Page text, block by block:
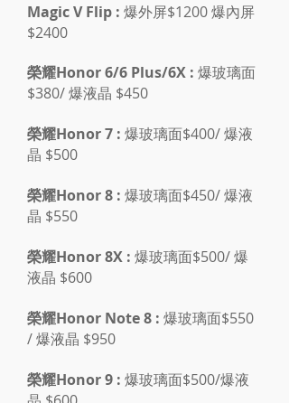
Magic V Flip : 爆外屏$1200 爆內屏
$2400
榮耀Honor 6/6 Plus/6X : 爆玻璃面
$380/ 爆液晶 $450
榮耀Honor 7 : 爆玻璃面$400/ 爆液
晶 $500
榮耀Honor 8 : 爆玻璃面$450/ 爆液
晶 $550
榮耀Honor 8X : 爆玻璃面$500/ 爆
液晶 $600
榮耀Honor Note 8 : 爆玻璃面$550
/ 爆液晶 $950
榮耀Honor 9 : 爆玻璃面$500/爆液